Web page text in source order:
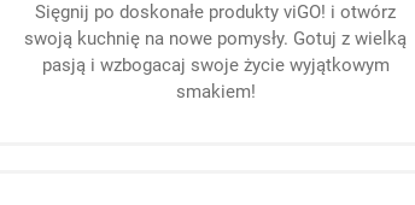
Sięgnij po doskonałe produkty viGO! i otwórz
swoją kuchnię na nowe pomysły. Gotuj z wielką
pasją i wzbogacaj swoje życie wyjątkowym
smakiem!